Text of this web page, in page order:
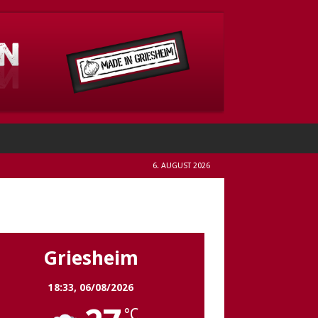
6. AUGUST 2026
Griesheim
18:33, 06/08/2026
°C